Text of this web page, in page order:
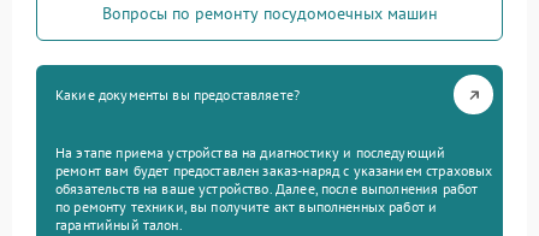
Вопросы по ремонту посудомоечных машин
Какие документы вы предоставляете?
На этапе приема устройства на диагностику и последующий
ремонт вам будет предоставлен заказ-наряд с указанием страховых
обязательств на ваше устройство. Далее, после выполнения работ
по ремонту техники, вы получите акт выполненных работ и
гарантийный талон.